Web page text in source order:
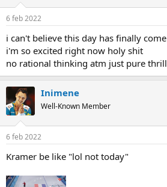
n
s
6 feb 2022
i can't believe this day has finally come
i'm so excited right now holy shit
no rational thinking atm just pure thrill
Inimene
Well-Known Member
6 feb 2022
Kramer be like "lol not today"